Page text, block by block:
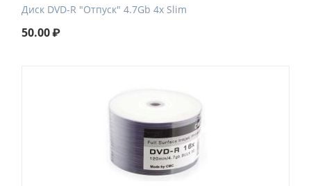
Диск DVD-R "Отпуск" 4.7Gb 4x Slim
50.00₽